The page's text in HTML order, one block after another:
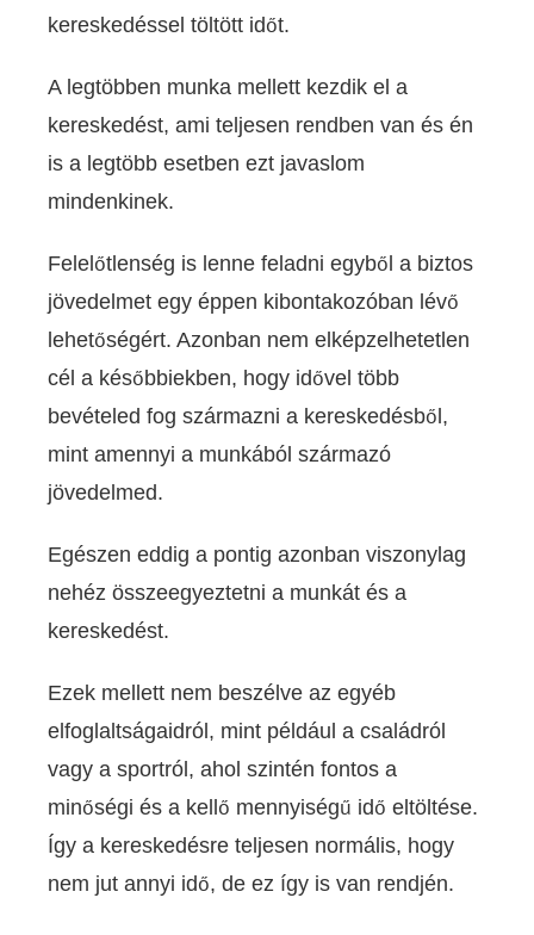
kereskedéssel töltött időt.
A legtöbben munka mellett kezdik el a
kereskedést, ami teljesen rendben van és én
is a legtöbb esetben ezt javaslom
mindenkinek.
Felelőtlenség is lenne feladni egyből a biztos
jövedelmet egy éppen kibontakozóban lévő
lehetőségért. Azonban nem elképzelhetetlen
cél a későbbiekben, hogy idővel több
bevételed fog származni a kereskedésből,
mint amennyi a munkából származó
jövedelmed.
Egészen eddig a pontig azonban viszonylag
nehéz összeegyeztetni a munkát és a
kereskedést.
Ezek mellett nem beszélve az egyéb
elfoglaltságaidról, mint például a családról
vagy a sportról, ahol szintén fontos a
minőségi és a kellő mennyiségű idő eltöltése.
Így a kereskedésre teljesen normális, hogy
nem jut annyi idő, de ez így is van rendjén.